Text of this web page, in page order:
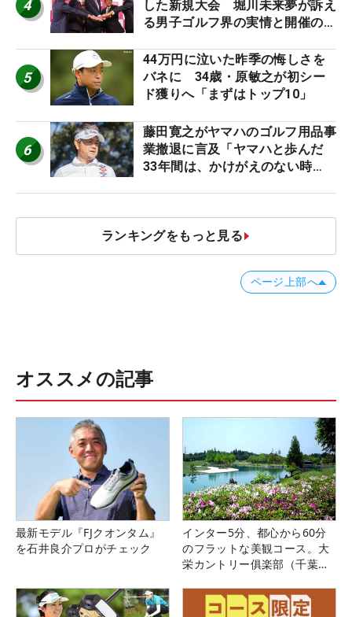
4
した新規大会 堀川未来夢が訴え
る男子ゴルフ界の実情と開催の舞
5
44万円に泣いた昨季の悔しさを
バネに 34歳・原敏之が初シー
ド獲りへ「まずはトップ10」
6
藤田寛之がヤマハのゴルフ用品事
業撤退に言及「ヤマハと歩んだ
33年間は、かけがえのない時
ランキングをもっと見る
ページ上部へ
オススメの記事
最新モデル『FJクオンタム』
を石井良介プロがチェック
インター5分、都心から60分
のフラットな美観コース。大
栄カントリー俱楽部（千葉